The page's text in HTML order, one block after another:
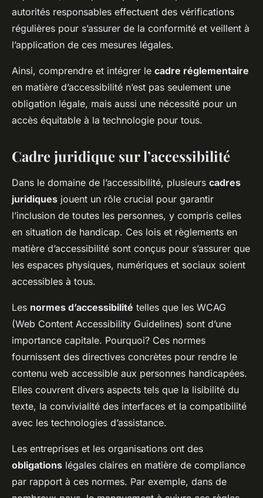
autorités responsables effectuent des vérifications
régulières pour s’assurer de la conformité et veillent à
l’application de ces mesures légales.
Ainsi, comprendre et intégrer le cadre réglementaire
en matière d’accessibilité n’est pas seulement une
obligation légale, mais aussi une nécessité pour un
accès équitable à la technologie pour tous.
Cadre juridique sur l’accessibilité
Dans le domaine de l’accessibilité, plusieurs cadres
juridiques jouent un rôle crucial pour garantir
l’inclusion de toutes les personnes, y compris celles
en situation de handicap. Ces lois et règlements en
matière d’accessibilité sont conçus pour s’assurer que
les espaces physiques, numériques et sociaux soient
accessibles à tous.
Les normes d’accessibilité telles que les WCAG
(Web Content Accessibility Guidelines) sont d’une
importance capitale. Pourquoi? Ces normes
fournissent des directives concrètes pour rendre le
contenu web accessible aux personnes handicapées.
Elles couvrent divers aspects tels que la lisibilité du
texte, la convivialité des interfaces et la compatibilité
avec les technologies d’assistance.
Les entreprises et les organisations ont des
obligations légales claires en matière de compliance
par rapport à ces normes. Par exemple, dans de